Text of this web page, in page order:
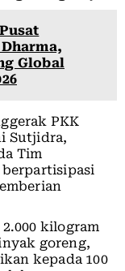
Global
PKK
Sutjidra,
Tim
berpartisipasi
kilogram
goreng,
kepada 100